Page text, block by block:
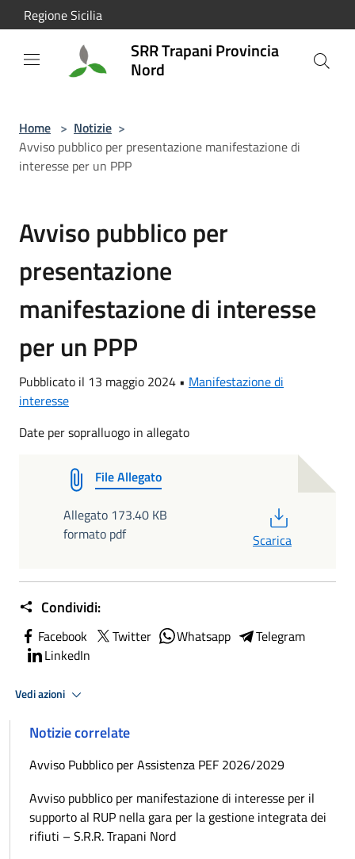
Salta al contenuto principale
Regione Sicilia
SRR Trapani Provincia
Nord
Home > Notizie >
Avviso pubblico per presentazione manifestazione di
interesse per un PPP
Avviso pubblico per
presentazione
manifestazione di interesse
per un PPP
Pubblicato il 13 maggio 2024 • Manifestazione di
interesse
Date per sopralluogo in allegato
File Allegato
Allegato 173.40 KB
formato pdf
Scarica
Condividi:
Facebook Twitter Whatsapp
Telegram
LinkedIn
Vedi azioni
Notizie correlate
Avviso Pubblico per Assistenza PEF 2026/2029
Avviso pubblico per manifestazione di interesse per il
supporto al RUP nella gara per la gestione integrata dei
rifiuti – S.R.R. Trapani Nord